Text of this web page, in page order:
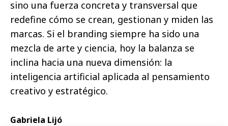
sino una fuerza concreta y transversal que
redefine cómo se crean, gestionan y miden las
marcas. Si el branding siempre ha sido una
mezcla de arte y ciencia, hoy la balanza se
inclina hacia una nueva dimensión: la
inteligencia artificial aplicada al pensamiento
creativo y estratégico.
Gabriela Lijó